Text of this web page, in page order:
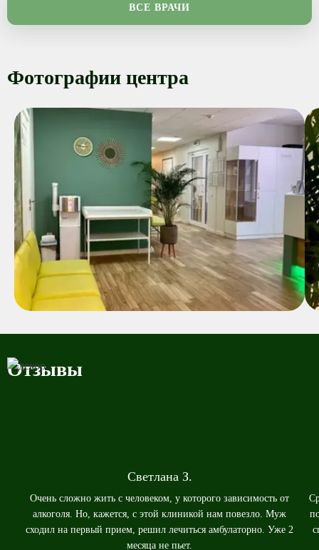
ВСЕ ВРАЧИ
Фотографии центра
Отзывы
Светлана З.
Очень сложно жить с человеком, у которого зависимость от
алкоголя. Но, кажется, с этой клиникой нам повезло. Муж
сходил на первый прием, решил лечиться амбулаторно. Уже 2
месяца не пьет.